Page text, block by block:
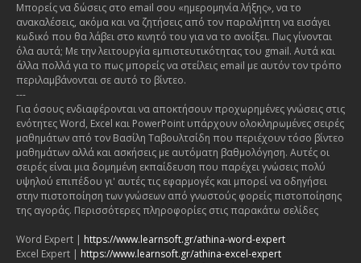
Μπορείς να δώσεις στο email σου «ημερομηνία λήξης», να το
ανακαλέσεις, ακόμα και να ζητήσεις από τον παραλήπτη να εισάγει
κωδικό που θα λάβει στο κινητό του για να το ανοίξει. Πως γίνονται
όλα αυτά; Με την λειτουργία εμπιστευτικότητας του gmail. Αυτά και
άλλα πολλά για το πως μπορείς να στείλεις email με αυτόν τον τρόπο
περιλαμβάνονται σε αυτό το βίντεο.
---
Για όσους ενδιαφέρονται να αποκτήσουν προχωρημένες γνώσεις στις
ενότητες Word, Excel και PowerPoint υπάρχουν ολοκληρωμένες σειρές
μαθημάτων από τον Βασίλη Ταβουλτσίδη που περιέχουν τόσο βίντεο
μαθημάτων αλλά και ασκήσεις με αυτόματη βαθμολόγηση. Αυτές οι
σειρές είναι μια δομημένη εκπαίδευση που παρέχει γνώσεις πολύ
υψηλού επιπέδου γι' αυτές τις εφαρμογές και μπορεί να οδηγήσει
στην πιστοποίηση των γνώσεων από γνωστούς φορείς πιστοποίησης
της αγοράς. Περισσότερες πληροφορίες στις παρακάτω σελίδες
Word Expert | https://www.learnsoft.gr/athina-word-expert
Excel Expert | https://www.learnsoft.gr/athina-excel-expert